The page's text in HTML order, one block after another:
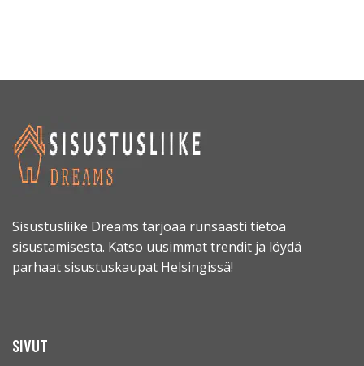
Sisustusliike Dreams tarjoaa runsaasti tietoa
sisustamisesta. Katso uusimmat trendit ja löydä
parhaat sisustuskaupat Helsingissä!
SIVUT